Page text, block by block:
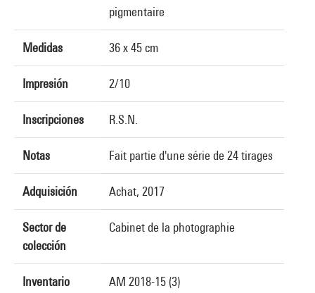
pigmentaire
Medidas 36 x 45 cm
Impresión 2/10
Inscripciones R.S.N.
Notas Fait partie d'une série de 24 tirages
Adquisición Achat, 2017
Sector de
colección
Cabinet de la photographie
Inventario AM 2018-15 (3)